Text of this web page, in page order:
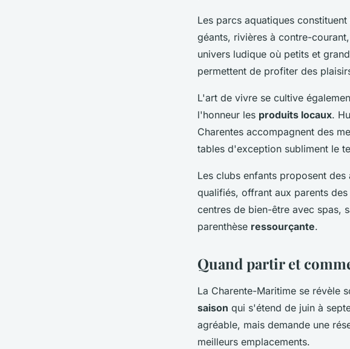
Les parcs aquatiques
géants, rivières à contre-
univers ludique où petits et
permettent de profiter des
L'art de vivre se cultive
l'honneur les produits locaux.
Charentes accompagnent des
tables d'exception subliment le
Les clubs enfants proposent
qualifiés, offrant aux parents
centres de bien-être avec spas,
parenthèse ressourçante.
Quand partir et
La Charente-Maritime se révèle
saison qui s'étend de juin à
agréable, mais demande une
meilleurs emplacements.